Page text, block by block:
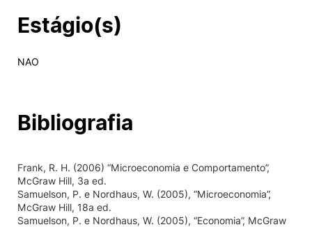
Estágio(s)
NAO
Bibliografia
Frank, R. H. (2006) “Microeconomia e Comportamento”,
McGraw Hill, 3a ed.
Samuelson, P. e Nordhaus, W. (2005), “Microeconomia”,
McGraw Hill, 18a ed.
Samuelson, P. e Nordhaus, W. (2005), “Economia”, McGraw